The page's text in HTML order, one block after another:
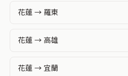
花蓮 → 羅東
花蓮 → 高雄
花蓮 → 宜蘭